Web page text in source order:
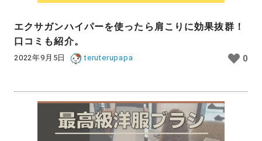
エクサガンハイパーを使ったら肩こりに効果抜群！
口コミも紹介。
2022年9月5日 teruterupapa 0